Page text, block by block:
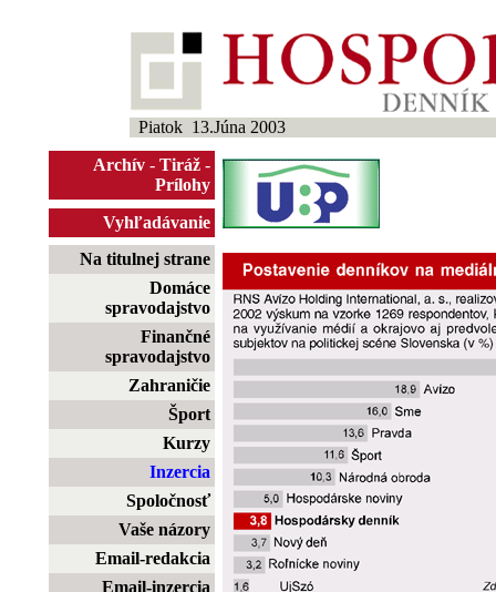
Piatok 13.Júna 2003
Archív - Tiráž -
Prílohy
Vyhľadávanie
Na titulnej strane
Domáce
spravodajstvo
Finančné
spravodajstvo
Zahraničie
Šport
Kurzy
Inzercia
Spoločnosť
Vaše názory
Email-redakcia
Email-inzercia